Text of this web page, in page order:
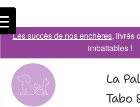
Les succès de nos enchères, livrés
imbattables !
La
Tabo